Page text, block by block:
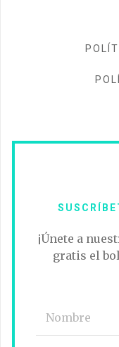
¡Únete a
gratis el